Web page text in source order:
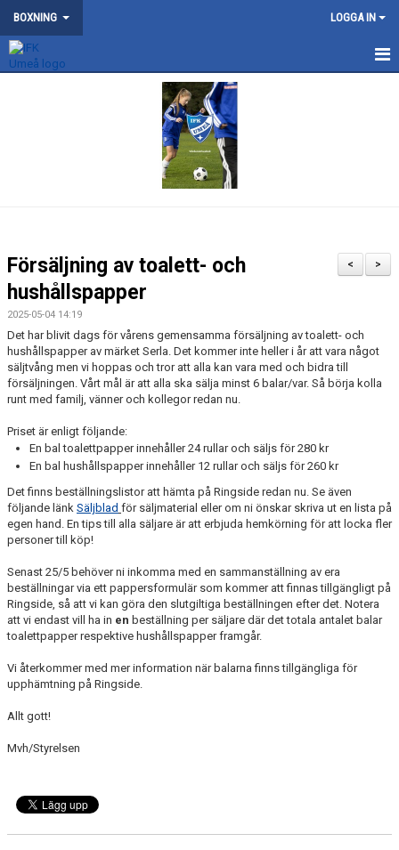
BOXNING LOGGA IN
TÄVLING
ÖVRIGA AKTIVITETER
FAQ
>
<
Försäljning av toalett- och
hushållspapper
2025-05-04 14:19
Det har blivit dags för vårens gemensamma försäljning av toalett- och
hushållspapper av märket Serla. Det kommer inte heller i år att vara något
säljtvång men vi hoppas och tror att alla kan vara med och bidra till
försäljningen. Vårt mål är att alla ska sälja minst 6 balar/var. Så börja kolla
runt med familj, vänner och kollegor redan nu.
Priset är enligt följande:
En bal toalettpapper innehåller 24 rullar och säljs för 280 kr
En bal hushållspapper innehåller 12 rullar och säljs för 260 kr
Det finns beställningslistor att hämta på Ringside redan nu. Se även
följande länk Säljblad för säljmaterial eller om ni önskar skriva ut en lista på
egen hand. En tips till alla säljare är att erbjuda hemkörning för att locka fler
personer till köp!
Senast 25/5 behöver ni inkomma med en sammanställning av era
beställningar via ett pappersformulär som kommer att finnas tillgängligt på
Ringside, så att vi kan göra den slutgiltiga beställningen efter det. Notera
att vi endast vill ha in en beställning per säljare där det totala antalet balar
toalettpapper respektive hushållspapper framgår.
Vi återkommer med mer information när balarna finns tillgängliga för
upphämtning på Ringside.
Allt gott!
Mvh/Styrelsen